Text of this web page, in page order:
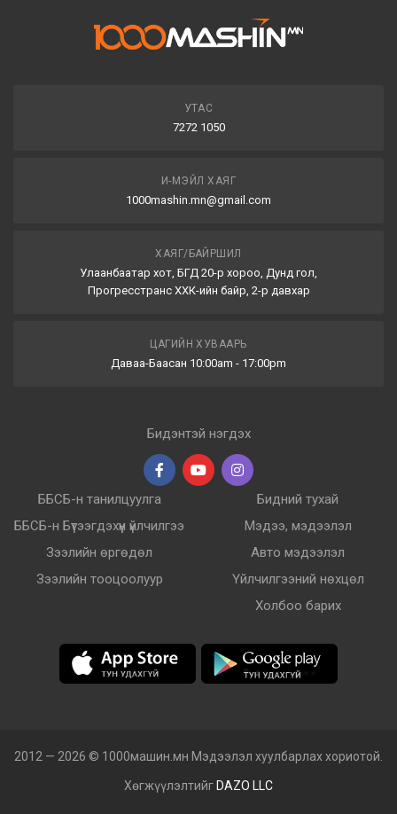
УТАС
7272 1050
И-МЭЙЛ ХАЯГ
1000mashin.mn@gmail.com
ХАЯГ/БАЙРШИЛ
Улаанбаатар хот, БГД 20-р хороо, Дунд гол,
Прогресстранс ХХК-ийн байр, 2-р давхар
ЦАГИЙН ХУВААРЬ
Даваа-Баасан 10:00am - 17:00pm
Бидэнтэй нэгдэх
ББСБ-н танилцуулга
ББСБ-н Бүтээгдэхүүн үйлчилгээ
Зээлийн өргөдөл
Зээлийн тооцоолуур
Бидний тухай
Мэдээ, мэдээлэл
Авто мэдээлэл
Үйлчилгээний нөхцөл
Холбоо барих
2012 — 2026 © 1000машин.мн Мэдээлэл хуулбарлах хориотой.
Хөгжүүлэлтийг DAZO LLC